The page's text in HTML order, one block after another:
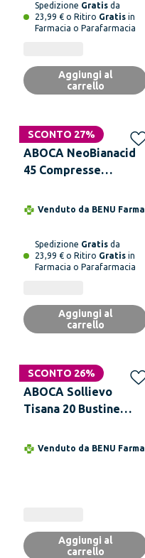
Spedizione Gratis da
23,99 € o Ritiro Gratis in
Farmacia o Parafarmacia
Aggiungi al
carrello
SCONTO 27%
ABOCA NeoBianacid
45 Compresse
Acidità Difficoltà
Venduto da BENU Farma
Spedizione Gratis da
23,99 € o Ritiro Gratis in
Farmacia o Parafarmacia
Aggiungi al
carrello
SCONTO 26%
ABOCA Sollievo
Tisana 20 Bustine
Venduto da BENU Farma
Aggiungi al
carrello